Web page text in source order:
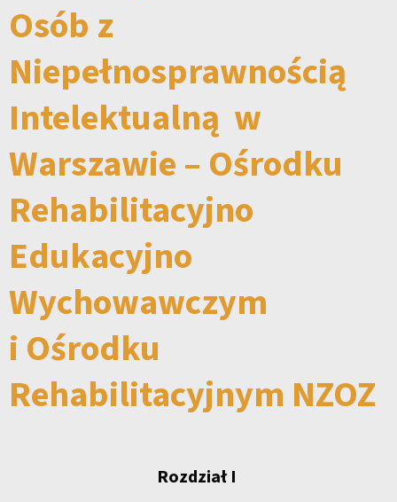
Osób z
Niepełnosprawnością
Intelektualną w
Warszawie – Ośrodku
Rehabilitacyjno
Edukacyjno
Wychowawczym
i Ośrodku
Rehabilitacyjnym NZOZ
Rozdział I